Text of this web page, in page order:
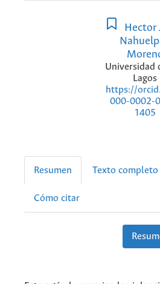
Hector
Universidad
Lagos
https://
000-0002-
1405
Resumen Texto completo
Cómo citar